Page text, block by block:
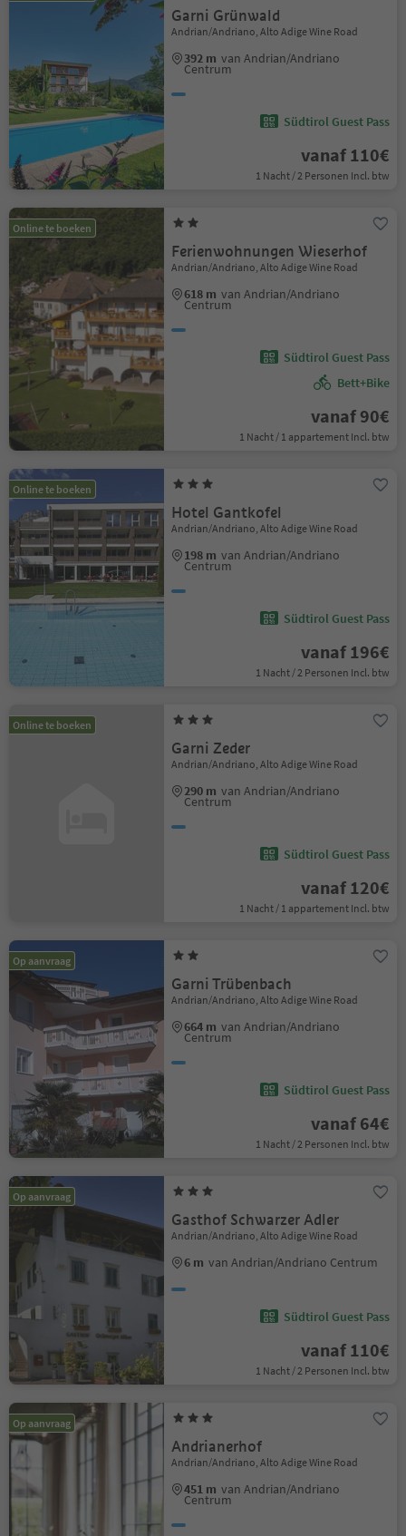
Garni Grünwald
Andrian/Andriano, Alto Adige Wine Road
392 m van Andrian/Andriano
Centrum
Südtirol Guest Pass
vanaf 110€
1 Nacht / 2 Personen Incl. btw
Online te boeken
Ferienwohnungen Wieserhof
Andrian/Andriano, Alto Adige Wine Road
618 m van Andrian/Andriano
Centrum
Südtirol Guest Pass
Bett+Bike
vanaf 90€
1 Nacht / 1 appartement Incl. btw
Online te boeken
Hotel Gantkofel
Andrian/Andriano, Alto Adige Wine Road
198 m van Andrian/Andriano
Centrum
Südtirol Guest Pass
vanaf 196€
1 Nacht / 2 Personen Incl. btw
Online te boeken
Garni Zeder
Andrian/Andriano, Alto Adige Wine Road
290 m van Andrian/Andriano
Centrum
Südtirol Guest Pass
vanaf 120€
1 Nacht / 1 appartement Incl. btw
Op aanvraag
Garni Trübenbach
Andrian/Andriano, Alto Adige Wine Road
664 m van Andrian/Andriano
Centrum
Südtirol Guest Pass
vanaf 64€
1 Nacht / 2 Personen Incl. btw
Op aanvraag
Gasthof Schwarzer Adler
Andrian/Andriano, Alto Adige Wine Road
6 m van Andrian/Andriano Centrum
Südtirol Guest Pass
vanaf 110€
1 Nacht / 2 Personen Incl. btw
Op aanvraag
Andrianerhof
Andrian/Andriano, Alto Adige Wine Road
451 m van Andrian/Andriano
Centrum